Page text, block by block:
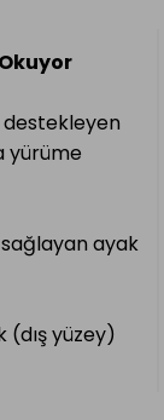
destekleyen
yürüme
ayak
(dış yüzey)